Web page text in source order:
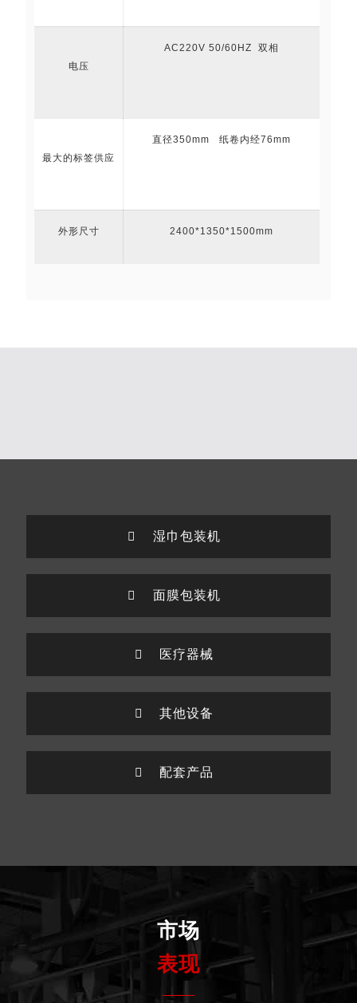
电压
AC220V 50/60HZ 双相
最大的标签供应
直径350mm 纸卷内经76mm
外形尺寸 2400*1350*1500mm
湿巾包装机
面膜包装机
医疗器械
其他设备
配套产品
市场
表现